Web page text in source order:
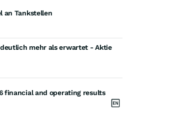
an Tankstellen
deutlich mehr als erwartet - Aktie
financial and operating results